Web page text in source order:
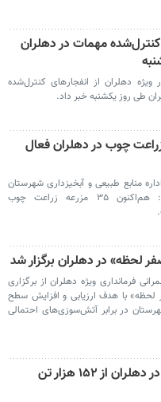
کنترل‌شده مهمات در ‌دهلران
ویژه دهلران از انفجارهای کنترل‌شده
طی روز یکشنبه خبر داد.
زراعت چوب در دهلران فعال
منابع طبیعی و آبخیزداری شهرستان
دهلران گفت: هم‌اکنون ۳۵ مزرعه زراعت چوب
لحظه» در دهلران برگزار شد
فرمانداری ویژه دهلران از برگزاری
با هدف ارزیابی و افزایش سطح
در برابر آتش‌سوزی‌های احتمالی
خرید گندم در دهلران از ۱۵۲ هزار تن